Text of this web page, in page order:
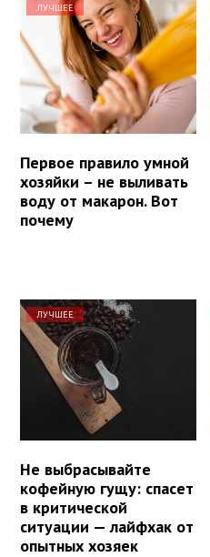
ЛУЧШЕЕ
Первое правило умной
хозяйки – не выливать
воду от макарон. Вот
почему
ЛУЧШЕЕ
Не выбрасывайте
кофейную гущу: спасет
в критической
ситуации — лайфхак от
опытных хозяек